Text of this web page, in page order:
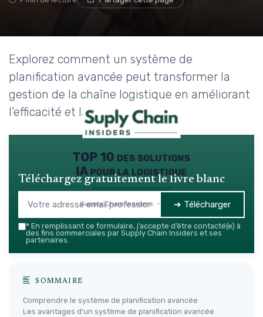
Explorez comment un système de
planification avancée peut transformer la
gestion de la chaîne logistique en améliorant
l'efficacité et la réactivité.
TOP 10 des solutions
IA pour la logistique
Supply Chain Insiders — 2026
Téléchargez gratuitement le livre blanc
➔ Télécharger
* En remplissant ce formulaire, j’accepte d’être contacté(e) à
des fins commerciales par Supply Chain Insiders et ses
partenaires.
SOMMAIRE
Comprendre le système de planification avancée
Les avantages d'un système de planification avancée